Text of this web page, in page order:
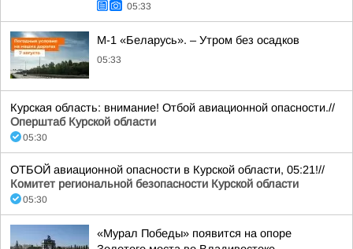
05:33
М-1 «Беларусь». – Утром без осадков
05:33
Курская область: внимание! Отбой авиационной опасности.//
Оперштаб Курской области
05:30
ОТБОЙ авиационной опасности в Курской области, 05:21!//
Комитет региональной безопасности Курской области
05:30
«Мурал Победы» появится на опоре